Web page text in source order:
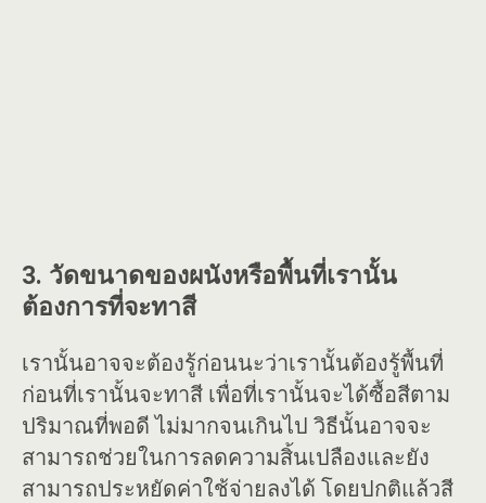
3. วัดขนาดของผนังหรือพื้นที่เรานั้น
ต้องการที่จะทาสี
เรานั้นอาจจะต้องรู้ก่อนนะว่าเรานั้นต้องรู้พื้นที่
ก่อนที่เรานั้นจะทาสี เพื่อที่เรานั้นจะได้ซื้อสีตาม
ปริมาณที่พอดี ไม่มากจนเกินไป วิธีนั้นอาจจะ
สามารถช่วยในการลดความสิ้นเปลืองและยัง
สามารถประหยัดค่าใช้จ่ายลงได้ โดยปกติแล้วสี